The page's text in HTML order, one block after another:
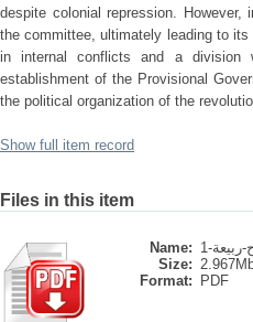
despite colonial repression. However,
the committee, ultimately leading to
in internal conflicts and a division
establishment of the Provisional
the political organization of the
Show full item record
Files in this item
Name:
Size:
Format:
PDF